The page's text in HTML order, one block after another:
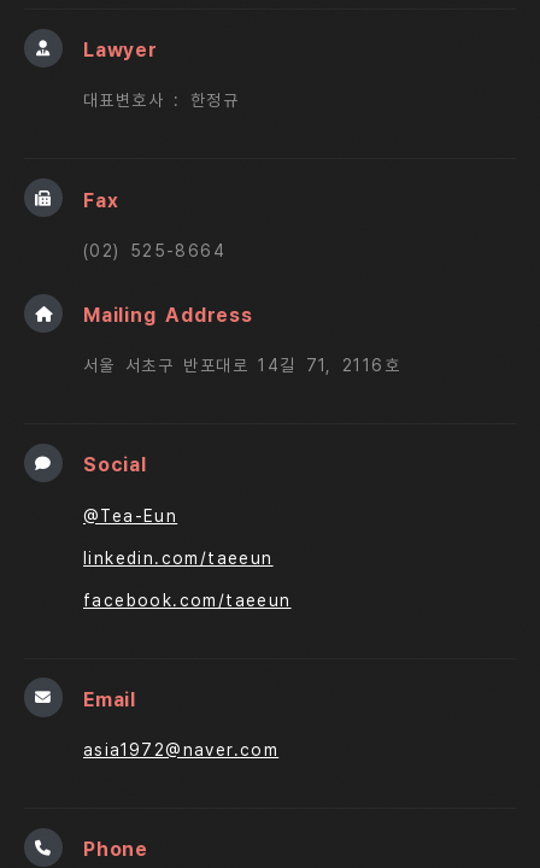
Lawyer
대표변호사 : 한정규
Fax
(02) 525-8664
Mailing Address
서울 서초구 반포대로 14길 71, 2116호
Social
@Tea-Eun
linkedin.com/taeeun
facebook.com/taeeun
Email
asia1972@naver.com
Phone